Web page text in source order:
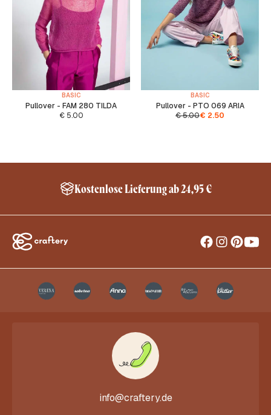
BASIC
Pullover - FAM 280 TILDA
€5.00
BASIC
Pullover - PTO 069 ARIA
€5.00€ 2.50
Kostenlose Lieferung ab 24,95 €
info@craftery.de